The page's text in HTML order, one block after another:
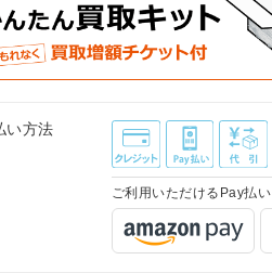
い方法
ご利用いただけるPay払い